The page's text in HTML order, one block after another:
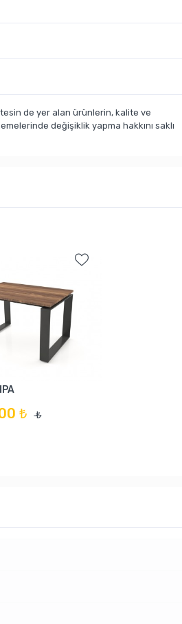
de yer alan ürünlerin, kalite ve
değişiklik yapma hakkını saklı
₺ ₺